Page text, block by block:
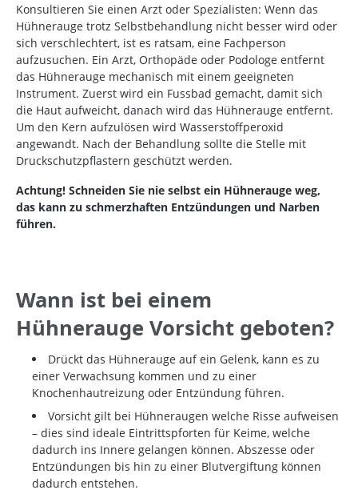
Konsultieren Sie einen Arzt oder Spezialisten: Wenn das
Hühnerauge trotz Selbstbehandlung nicht besser wird oder
sich verschlechtert, ist es ratsam, eine Fachperson
aufzusuchen. Ein Arzt, Orthopäde oder Podologe entfernt
das Hühnerauge mechanisch mit einem geeigneten
Instrument. Zuerst wird ein Fussbad gemacht, damit sich
die Haut aufweicht, danach wird das Hühnerauge entfernt.
Um den Kern aufzulösen wird Wasserstoffperoxid
angewandt. Nach der Behandlung sollte die Stelle mit
Druckschutzpflastern geschützt werden.
Achtung! Schneiden Sie nie selbst ein Hühnerauge weg,
das kann zu schmerzhaften Entzündungen und Narben
führen.
Wann ist bei einem
Hühnerauge Vorsicht geboten?
Drückt das Hühnerauge auf ein Gelenk, kann es zu
einer Verwachsung kommen und zu einer
Knochenhautreizung oder Entzündung führen.
Vorsicht gilt bei Hühneraugen welche Risse aufweisen
– dies sind ideale Eintrittspforten für Keime, welche
dadurch ins Innere gelangen können. Abszesse oder
Entzündungen bis hin zu einer Blutvergiftung können
dadurch entstehen.